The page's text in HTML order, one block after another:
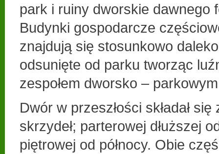
park i ruiny dworskie dawnego
Budynki gospodarcze
znajdują się stosunkowo
odsunięte od parku tworząc
zespołem dworsko –
Dwór w przeszłości składał
skrzydeł; parterowej dłuższej
piętrowej od północy. Obie